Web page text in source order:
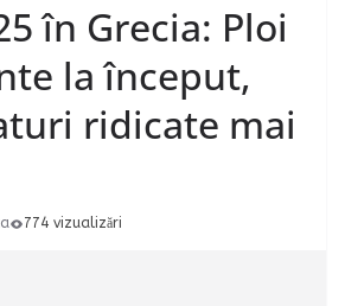
în Grecia: Ploi
la început,
ridicate mai
774 vizualizări